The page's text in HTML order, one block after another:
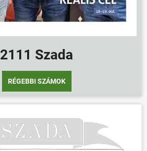
2111 Szada
RÉGEBBI SZÁMOK